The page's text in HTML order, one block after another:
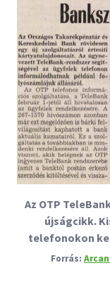
Az OTP
újságcikk.
telefonokon